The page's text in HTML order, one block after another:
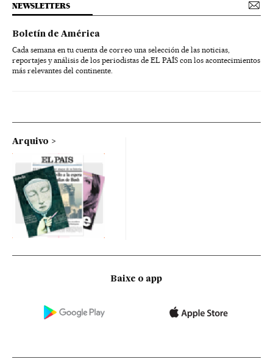
NEWSLETTERS
Boletín de América
Cada semana en tu cuenta de correo una selección de las noticias,
reportajes y análisis de los periodistas de EL PAÍS con los acontecimientos
más relevantes del continente.
Arquivo
Baixe o app